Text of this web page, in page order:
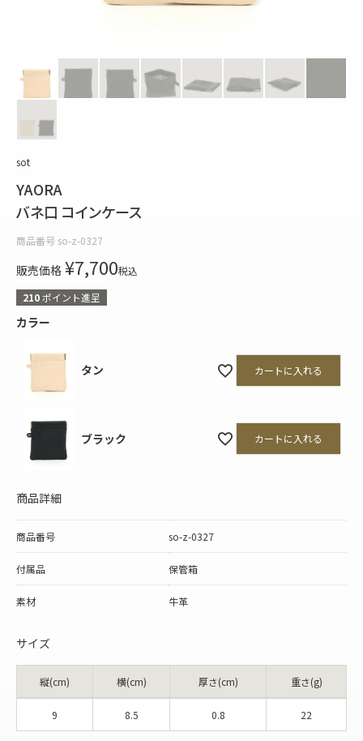
sot
YAORA
バネ口 コインケース
商品番号 so-z-0327
販売価格 ¥7,700税込
210ポイント進呈
カラー
タン カートに入れる
ブラック カートに入れる
商品詳細
商品番号 so-z-0327
付属品 保管箱
素材 牛革
サイズ
縦(cm) 横(cm) 厚さ(cm) 重さ(g)
9 8.5 0.8 22